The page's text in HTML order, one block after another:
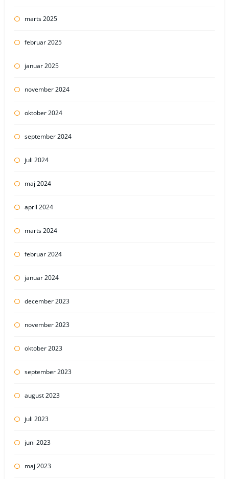
marts 2025
februar 2025
januar 2025
november 2024
oktober 2024
september 2024
juli 2024
maj 2024
april 2024
marts 2024
februar 2024
januar 2024
december 2023
november 2023
oktober 2023
september 2023
august 2023
juli 2023
juni 2023
maj 2023